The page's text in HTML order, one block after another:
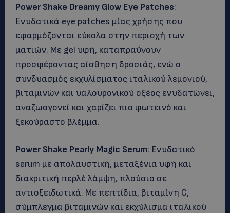
Power Shake Dreamy Glow Eye Patches:
Ενυδατικά eye patches μίας χρήσης που
εφαρμόζονται εύκολα στην περιοχή των
ματιών. Με gel υφή, καταπραΰνουν
προσφέροντας αίσθηση δροσιάς, ενώ ο
συνδυασμός εκχυλίσματος ιταλικού λεμονιού,
βιταμινών και υαλουρονικού οξέος ενυδατώνει,
αναζωογονεί και χαρίζει πιο φωτεινό και
ξεκούραστο βλέμμα.
Power Shake Pearly Magic Serum: Ενυδατικό
serum με απολαυστική, μεταξένια υφή και
διακριτική περλέ λάμψη, πλούσιο σε
αντιοξειδωτικά. Με πεπτίδια, βιταμίνη C,
σύμπλεγμα βιταμινών και εκχύλισμα ιταλικού